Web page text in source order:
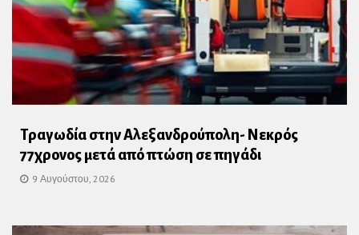
Τραγωδία στην Αλεξανδρούπολη- Νεκρός
77χρονος μετά από πτώση σε πηγάδι
9 Αυγούστου, 2026